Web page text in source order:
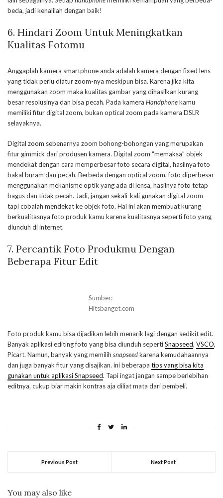
beda, jadi kenalilah dengan baik!
6. Hindari Zoom Untuk Meningkatkan
Kualitas Fotomu
Anggaplah kamera smartphone anda adalah kamera dengan fixed lens
yang tidak perlu diatur zoom-nya meskipun bisa. Karena jika kita
menggunakan zoom maka kualitas gambar yang dihasilkan kurang
besar resolusinya dan bisa pecah. Pada kamera Handphonekamu
memiliki fitur digital zoom, bukan optical zoom pada kamera DSLR
selayaknya.
Digital zoom sebenarnya zoom bohong-bohongan yang merupakan
fitur gimmick dari produsen kamera. Digital zoom “memaksa” objek
mendekat dengan cara memperbesar foto secara digital, hasilnya foto
bakal buram dan pecah. Berbeda dengan optical zoom, foto diperbesar
menggunakan mekanisme optik yang ada di lensa, hasilnya foto tetap
bagus dan tidak pecah. Jadi, jangan sekali-kali gunakan digital zoom
tapi cobalah mendekat ke objek foto. Hal ini akan membuat kurang
berkualitasnya foto produk kamu karena kualitasnya seperti foto yang
diunduh di internet.
7. Percantik Foto Produkmu Dengan
Beberapa Fitur Edit
Sumber:
Hitsbanget.com
Foto produk kamu bisa dijadikan lebih menarik lagi dengan sedikit edit.
Banyak aplikasi editing foto yang bisa diunduh sepertiSnapseed, VSCO,
Picart. Namun, banyak yang memilih snapseedkarena kemudahaannya
dan juga banyak fitur yang disajikan. ini beberapa tips yang bisa kita
gunakan untuk aplikasi Snapseed. Tapi ingat jangan sampe berlebihan
editnya, cukup biar makin kontras aja diliat mata dari pembeli.
Previous Post Next Post
You may also like